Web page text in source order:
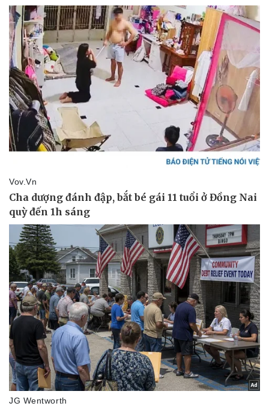
Pháp luật
Vụ án
Quân sự - Quốc phòng